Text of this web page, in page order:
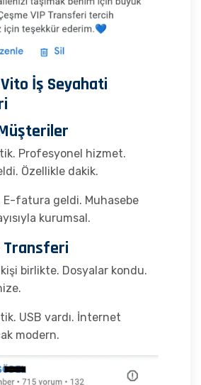
İş Seyahati
Profesyonel hizmet.
Özellikle dakik.
E-fatura geldi. Muhasebe
kurumsal.
kişi birlikte. Dosyalar kondu.
USB vardı. İnternet
modern.